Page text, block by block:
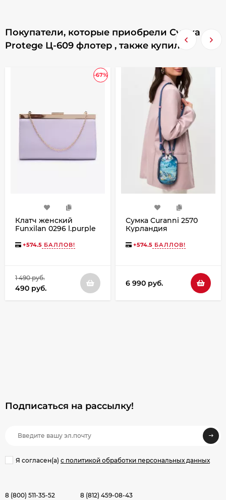
Покупатели, которые приобрели Сумка
Protege Ц-609 флотер , также купили
-67%
Клатч женский
Funxilan 0296 l.purple
+574.5 БАЛЛОВ!
1 490 руб.
490 руб.
Сумка Curanni 2570
Курландия
+574.5 БАЛЛОВ!
6 990 руб.
Подписаться на рассылкy!
Я согласен(a) с политикой обработки персональных данных
8 (800) 511-35-52 8 (812) 459-08-43